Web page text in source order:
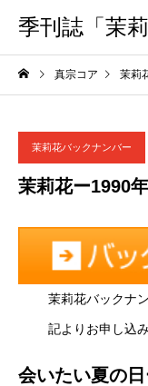
季刊誌「茉莉
真宗コア 茉莉
茉莉花バックナンバー
茉莉花ー1990
茉莉花バックナ
記よりお申し込
会いたい夏の